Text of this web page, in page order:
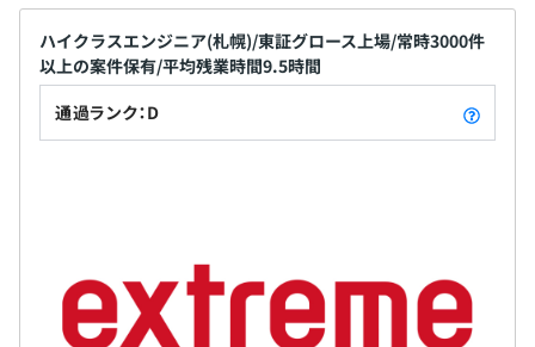
ハイクラスエンジニア(札幌)/東証グロース上場/常時3000件
以上の案件保有/平均残業時間9.5時間
通過ランク：D